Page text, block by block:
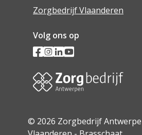
Zorgbedrijf Vlaanderen
Volg ons op
© 2026 Zorgbedrijf